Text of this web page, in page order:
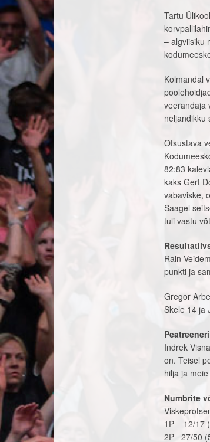
Tartu
– algviisiku
Kolmandal
veerandaja
neljandikku
Otsustava
82:83
kaks Gert
vabaviske,
Saagel
tuli vastu
Rain
punkti ja
Gregor
Skele 14 ja
Indrek
on. Teisel
hilja ja
Numbrite
1P – 12/17
2P –27/50